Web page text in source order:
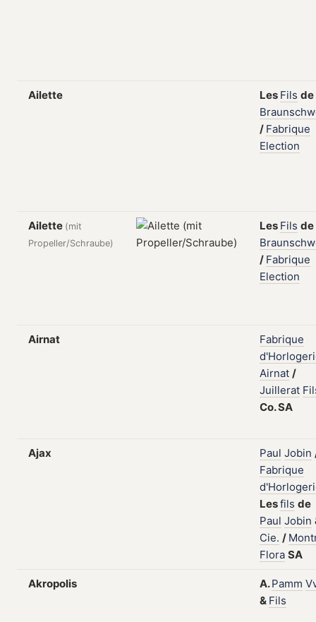
Ailette Les Fils de
/ Fabrique
Election
Ailette (mit
Propeller/Schraube)
Les Fils de
/ Fabrique
Election
Airnat
Fabrique
Airnat /
Juillerat
Co.SA
Ajax Paul Jobin
Fabrique
Lesfils de
Paul Jobin
Cie. /
Flora SA
Akropolis A.Pamm
& Fils